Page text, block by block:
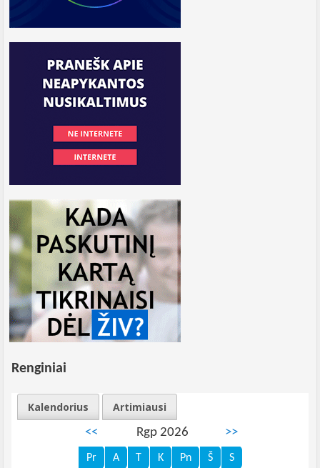
Renginiai
Kalendorius
Artimiausi
<<
Rgp 2026 >>
Pr A T K Pn Š S